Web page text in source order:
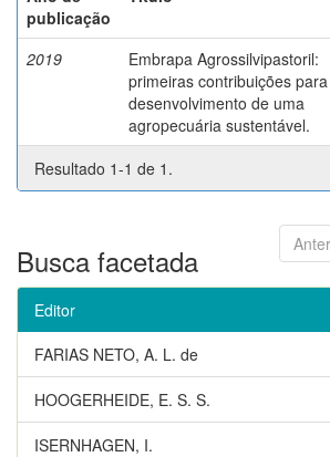
publicação
2019
Embrapa Agrossilvipastoril:
primeiras contribuições
desenvolvimento de uma
agropecuária sustentável.
Resultado 1-1 de 1.
Busca facetada
Editor
FARIAS NETO, A. L. de
HOOGERHEIDE, E. S. S.
ISERNHAGEN, I.